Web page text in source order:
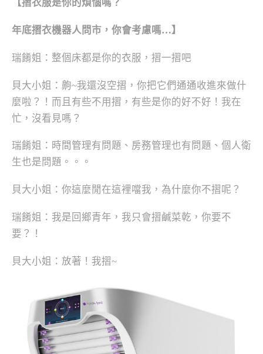
【摺衣服是你的煩惱嗎？
年底摺衣機器人問市，你會考慮嗎…】
瑞餚姐：整個床都是你的衣服，摺一摺吧
貝大小姐：齁~我還沒空摺，你把它們通通收進來做什
麼啦？！而且有些不用摺，有些是你的好不好！我在
忙，沒看見嗎？
瑞餚姐：時間管理有問題、房務管理也有問題、個人衛
生也是問題。。。
貝大小姐：你這麼閒在這裡噹我，為什麼你不摺呢？
瑞餚姐：我是回鄉青年，我只會摺鹹菜乾，你要不
要？！
貝大小姐：放著！我摺~